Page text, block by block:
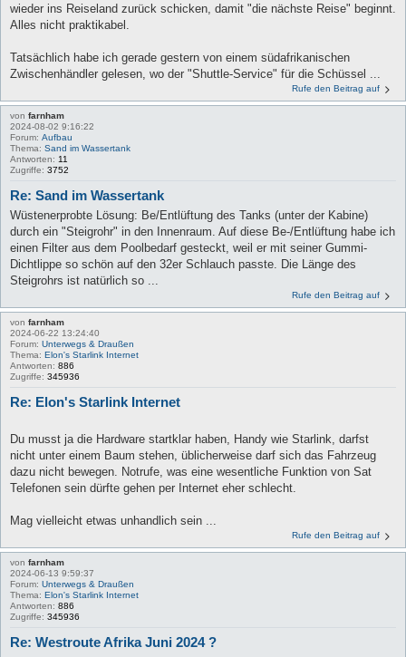
wieder ins Reiseland zurück schicken, damit "die nächste Reise" beginnt.
Alles nicht praktikabel.
Tatsächlich habe ich gerade gestern von einem südafrikanischen
Zwischenhändler gelesen, wo der "Shuttle-Service" für die Schüssel ...
Rufe den Beitrag auf
von farnham
2024-08-02 9:16:22
Forum: Aufbau
Thema: Sand im Wassertank
Antworten: 11
Zugriffe: 3752
Re: Sand im Wassertank
Wüstenerprobte Lösung: Be/Entlüftung des Tanks (unter der Kabine)
durch ein "Steigrohr" in den Innenraum. Auf diese Be-/Entlüftung habe ich
einen Filter aus dem Poolbedarf gesteckt, weil er mit seiner Gummi-
Dichtlippe so schön auf den 32er Schlauch passte. Die Länge des
Steigrohrs ist natürlich so ...
Rufe den Beitrag auf
von farnham
2024-06-22 13:24:40
Forum: Unterwegs & Draußen
Thema: Elon's Starlink Internet
Antworten: 886
Zugriffe: 345936
Re: Elon's Starlink Internet
Du musst ja die Hardware startklar haben, Handy wie Starlink, darfst
nicht unter einem Baum stehen, üblicherweise darf sich das Fahrzeug
dazu nicht bewegen. Notrufe, was eine wesentliche Funktion von Sat
Telefonen sein dürfte gehen per Internet eher schlecht.
Mag vielleicht etwas unhandlich sein ...
Rufe den Beitrag auf
von farnham
2024-06-13 9:59:37
Forum: Unterwegs & Draußen
Thema: Elon's Starlink Internet
Antworten: 886
Zugriffe: 345936
Re: Westroute Afrika Juni 2024 ?